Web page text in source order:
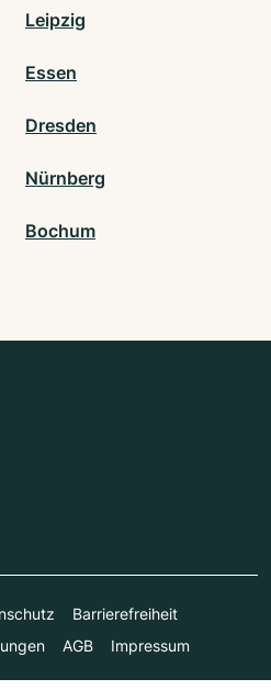
Leipzig
Essen
Dresden
Nürnberg
Bochum
Barrierefreiheit
AGB Impressum